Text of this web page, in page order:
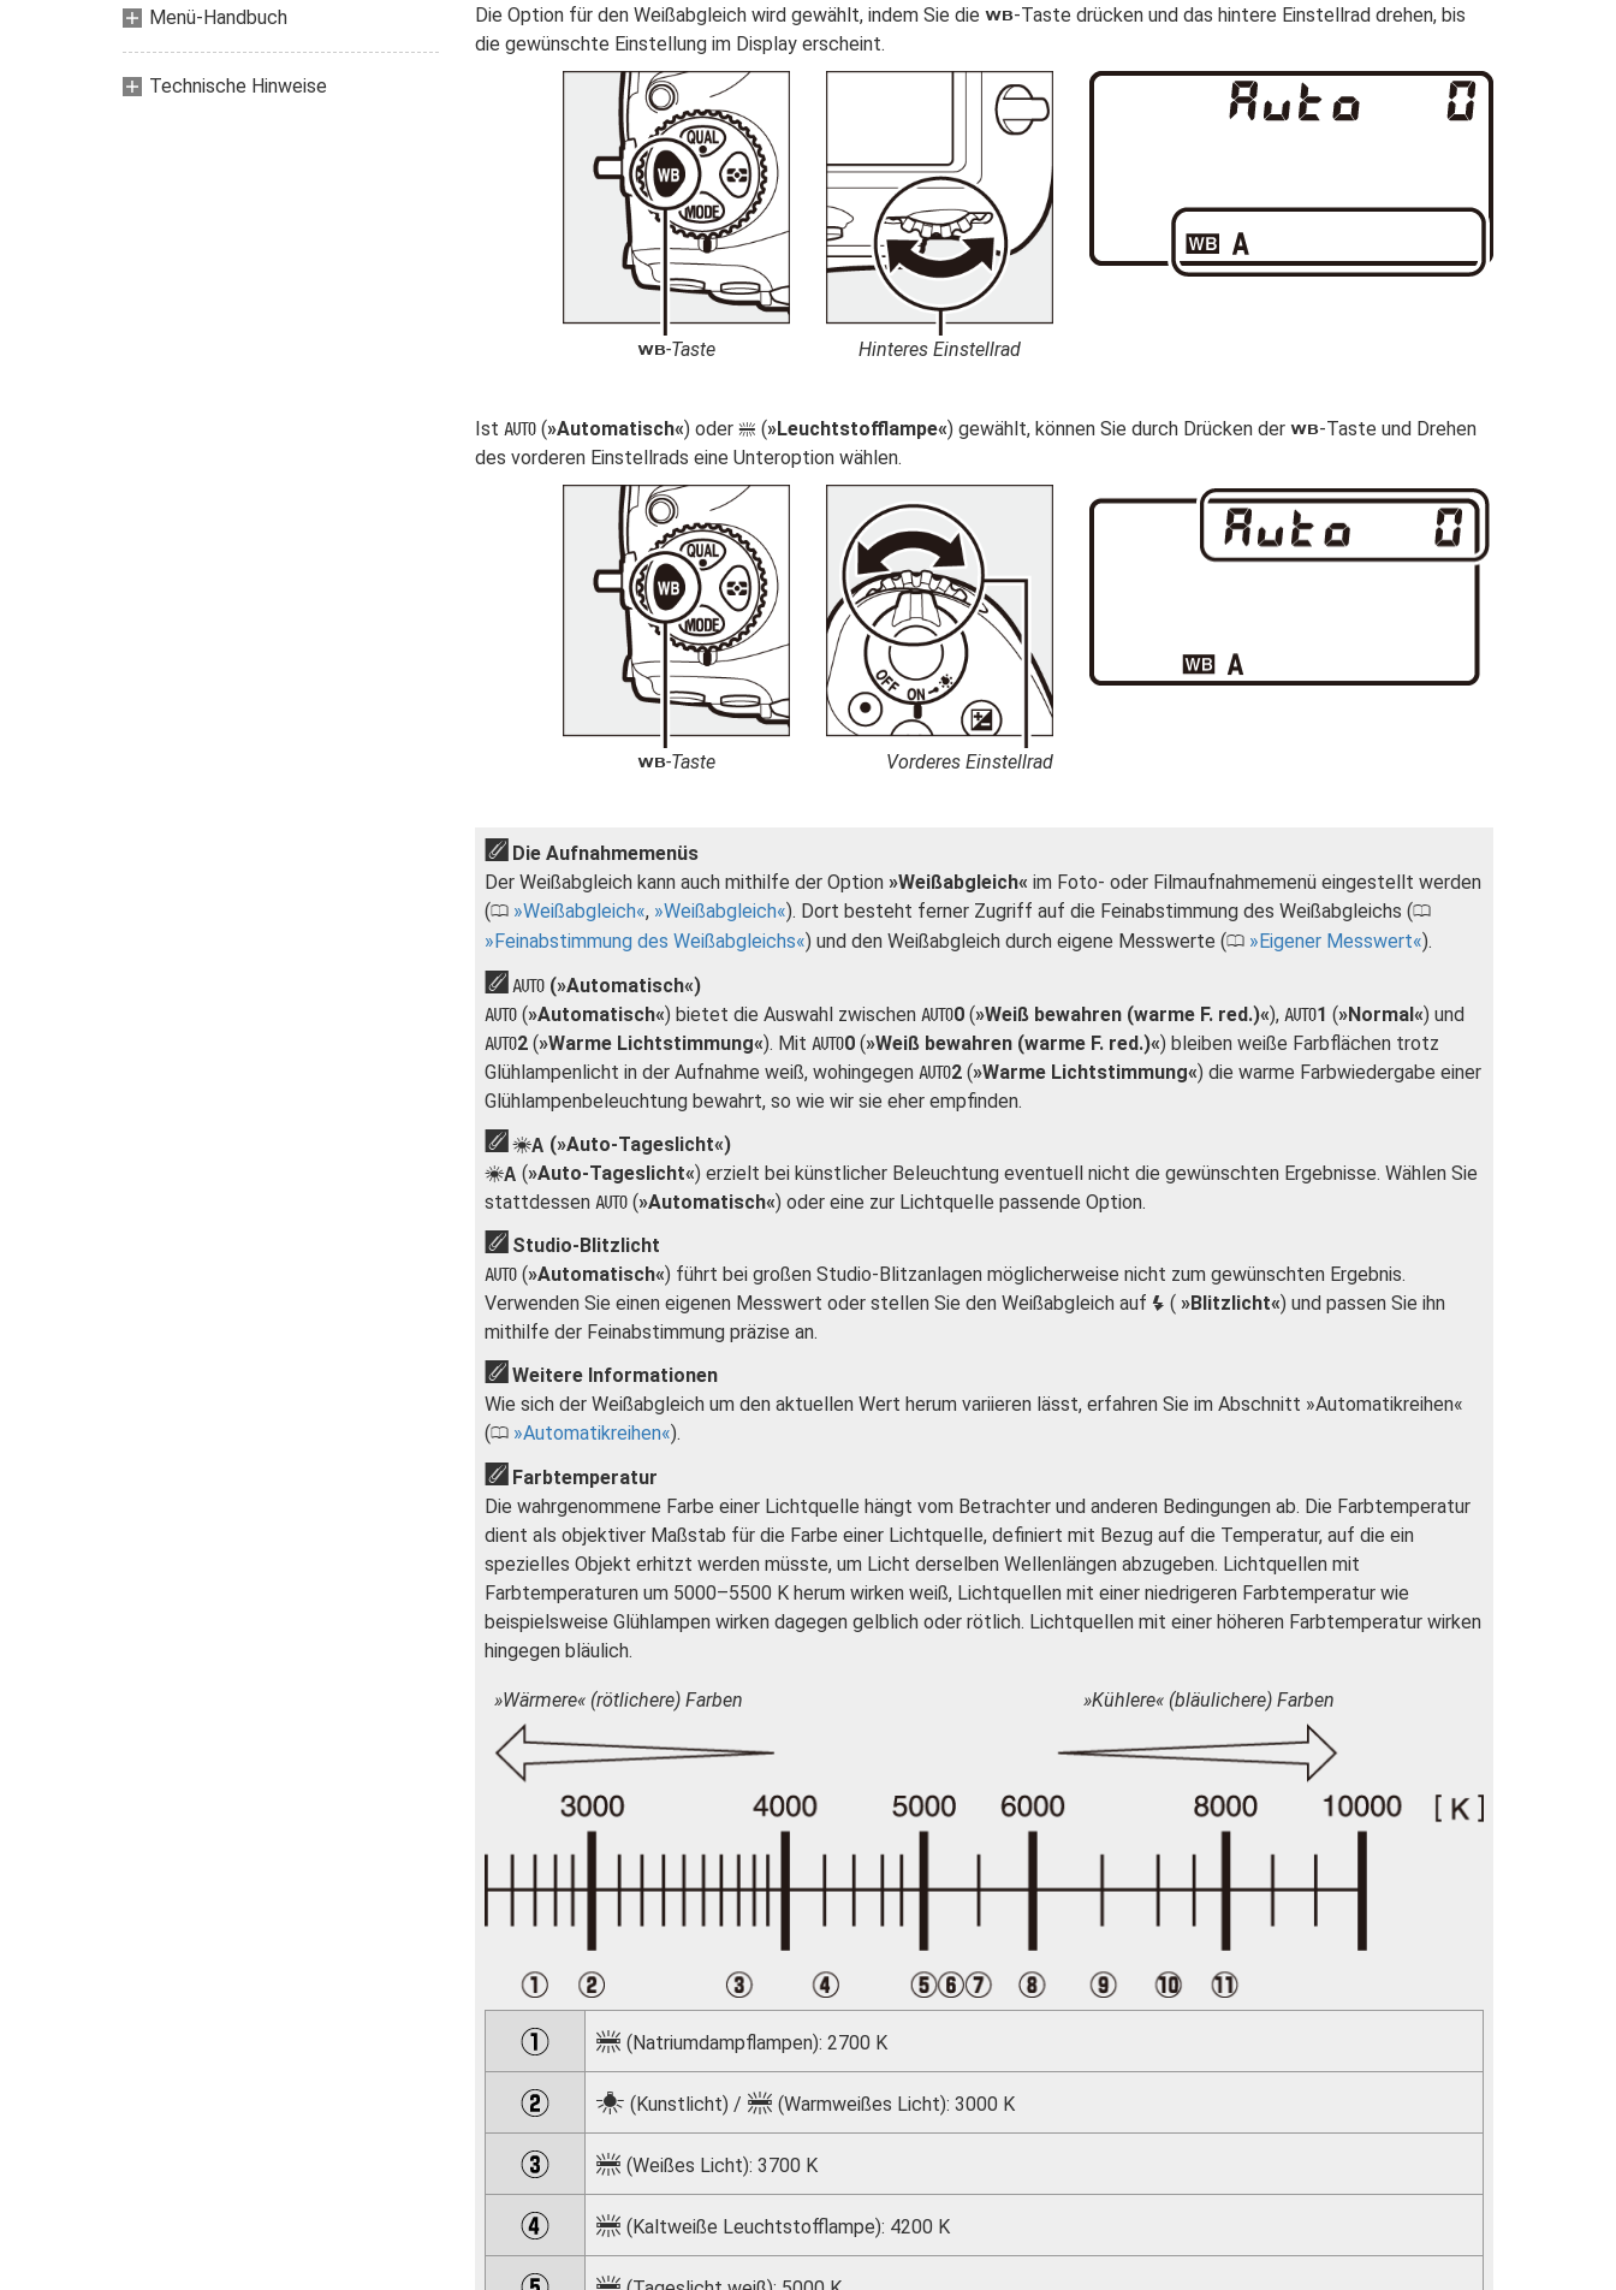
Menü-Handbuch
Technische Hinweise
Die Option für den Weißabgleich wird gewählt, indem Sie die U-Taste drücken und das hintere Einstellrad drehen, bis
die gewünschte Einstellung im Display erscheint.
U-Taste Hinteres Einstellrad
Ist v(»Automatisch«) oder I (»Leuchtstofflampe«) gewählt, können Sie durch Drücken der U-Taste und Drehen
des vorderen Einstellrads eine Unteroption wählen.
U-Taste Vorderes Einstellrad
Die Aufnahmemenüs
Der Weißabgleich kann auch mithilfe der Option »Weißabgleich« im Foto- oder Filmaufnahmemenü eingestellt werden
(0 Weißabgleich , Weißabgleich ). Dort besteht ferner Zugriff auf die Feinabstimmung des Weißabgleichs (0
Feinabstimmung des Weißabgleichs ) und den Weißabgleich durch eigene Messwerte (0 Eigener Messwert ).
v(»Automatisch«)
v(»Automatisch«) bietet die Auswahl zwischen v0(»Weiß bewahren (warme F. red.)«), v1 (»Normal«) und
v2(»Warme Lichtstimmung«). Mit v0(»Weiß bewahren (warme F. red.)«) bleiben weiße Farbflächen trotz
Glühlampenlicht in der Aufnahme weiß, wohingegen v2(»Warme Lichtstimmung«) die warme Farbwiedergabe einer
Glühlampenbeleuchtung bewahrt, so wie wir sie eher empfinden.
D (»Auto-Tageslicht«)
D (»Auto-Tageslicht«) erzielt bei künstlicher Beleuchtung eventuell nicht die gewünschten Ergebnisse. Wählen Sie
stattdessen v(»Automatisch«) oder eine zur Lichtquelle passende Option.
Studio-Blitzlicht
v(»Automatisch«) führt bei großen Studio-Blitzanlagen möglicherweise nicht zum gewünschten Ergebnis.
Verwenden Sie einen eigenen Messwert oder stellen Sie den Weißabgleich auf N ( »Blitzlicht«) und passen Sie ihn
mithilfe der Feinabstimmung präzise an.
Weitere Informationen
Wie sich der Weißabgleich um den aktuellen Wert herum variieren lässt, erfahren Sie im Abschnitt »Automatikreihen«
(0 Automatikreihen ).
Farbtemperatur
Die wahrgenommene Farbe einer Lichtquelle hängt vom Betrachter und anderen Bedingungen ab. Die Farbtemperatur
dient als objektiver Maßstab für die Farbe einer Lichtquelle, definiert mit Bezug auf die Temperatur, auf die ein
spezielles Objekt erhitzt werden müsste, um Licht derselben Wellenlängen abzugeben. Lichtquellen mit
Farbtemperaturen um 5000–5500 K herum wirken weiß, Lichtquellen mit einer niedrigeren Farbtemperatur wie
beispielsweise Glühlampen wirken dagegen gelblich oder rötlich. Lichtquellen mit einer höheren Farbtemperatur wirken
hingegen bläulich.
»Wärmere« (rötlichere) Farben »Kühlere« (bläulichere) Farben
I (Natriumdampflampen): 2700 K
J (Kunstlicht) / I (Warmweißes Licht): 3000 K
I (Weißes Licht): 3700 K
I (Kaltweiße Leuchtstofflampe): 4200 K